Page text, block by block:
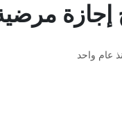
إجازة
عام واحد